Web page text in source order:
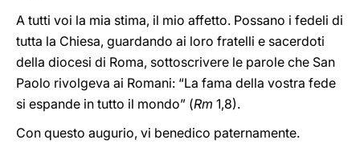
A tutti voi la mia stima, il mio affetto. Possano i fedeli di
tutta la Chiesa, guardando ai loro fratelli e sacerdoti
della diocesi di Roma, sottoscrivere le parole che San
Paolo rivolgeva ai Romani: “La fama della vostra fede
si espande in tutto il mondo” (Rm 1,8).
Con questo augurio, vi benedico paternamente.